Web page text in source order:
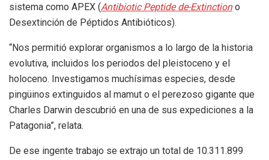
sistema como APEX (Antibiotic Peptide de-Extinctiono
Desextinción de Péptidos Antibióticos).
“Nos permitió explorar organismos a lo largo de la historia
evolutiva, incluidos los periodos del pleistoceno y el
holoceno. Investigamos muchísimas especies, desde
pingüinos extinguidos al mamut o el perezoso gigante que
Charles Darwin descubrió en una de sus expediciones a la
Patagonia”, relata.
De ese ingente trabajo se extrajo un total de 10.311.899